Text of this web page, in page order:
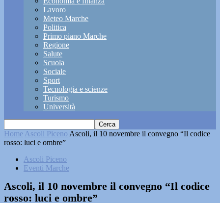
Lavoro
Meteo Marche
Politica
Primo piano Marche
Regione
Salute
Scuola
Sociale
Sport
Tecnologia e scienze
Turismo
Università
Home Ascoli Piceno Ascoli, il 10 novembre il convegno “Il codice
rosso: luci e ombre”
Ascoli Piceno
Eventi Marche
Ascoli, il 10 novembre il convegno “Il codice
rosso: luci e ombre”